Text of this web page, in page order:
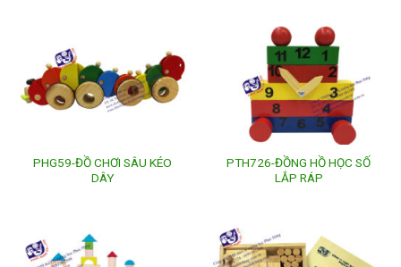
PHG59-ĐỒ CHƠI SÂU KÉO
DÂY
PTH726-ĐỒNG HỒ HỌC SỐ
LẮP RÁP